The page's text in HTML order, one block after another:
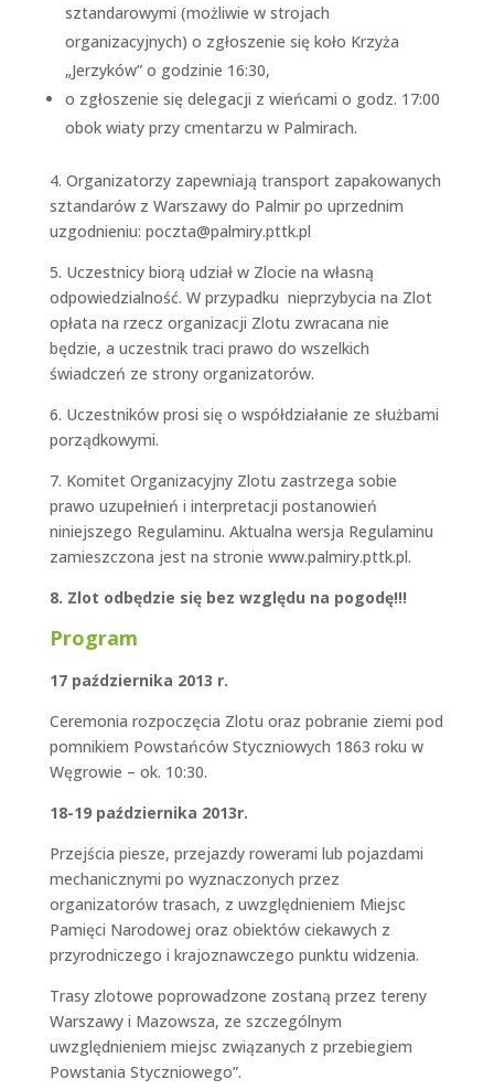
sztandarowymi (możliwie w strojach
organizacyjnych) o zgłoszenie się koło Krzyża
„Jerzyków” o godzinie 16:30,
o zgłoszenie się delegacji z wieńcami o godz. 17:00
obok wiaty przy cmentarzu w Palmirach.
4. Organizatorzy zapewniają transport zapakowanych
sztandarów z Warszawy do Palmir po uprzednim
uzgodnieniu: poczta@palmiry.pttk.pl
5. Uczestnicy biorą udział w Zlocie na własną
odpowiedzialność. W przypadku nieprzybycia na Zlot
opłata na rzecz organizacji Zlotu zwracana nie
będzie, a uczestnik traci prawo do wszelkich
świadczeń ze strony organizatorów.
6. Uczestników prosi się o współdziałanie ze służbami
porządkowymi.
7. Komitet Organizacyjny Zlotu zastrzega sobie
prawo uzupełnień i interpretacji postanowień
niniejszego Regulaminu. Aktualna wersja Regulaminu
zamieszczona jest na stronie www.palmiry.pttk.pl.
8. Zlot odbędzie się bez względu na pogodę!!!
Program
17 października 2013 r.
Ceremonia rozpoczęcia Zlotu oraz pobranie ziemi pod
pomnikiem Powstańców Styczniowych 1863 roku w
Węgrowie – ok. 10:30.
18-19 października 2013r.
Przejścia piesze, przejazdy rowerami lub pojazdami
mechanicznymi po wyznaczonych przez
organizatorów trasach, z uwzględnieniem Miejsc
Pamięci Narodowej oraz obiektów ciekawych z
przyrodniczego i krajoznawczego punktu widzenia.
Trasy zlotowe poprowadzone zostaną przez tereny
Warszawy i Mazowsza, ze szczególnym
uwzględnieniem miejsc związanych z przebiegiem
Powstania Styczniowego”.